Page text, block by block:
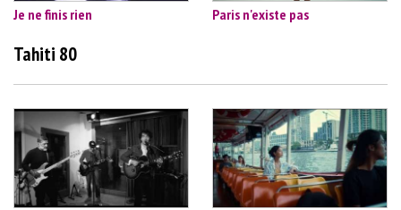
Je ne finis rien Paris n'existe pas
Tahiti 80